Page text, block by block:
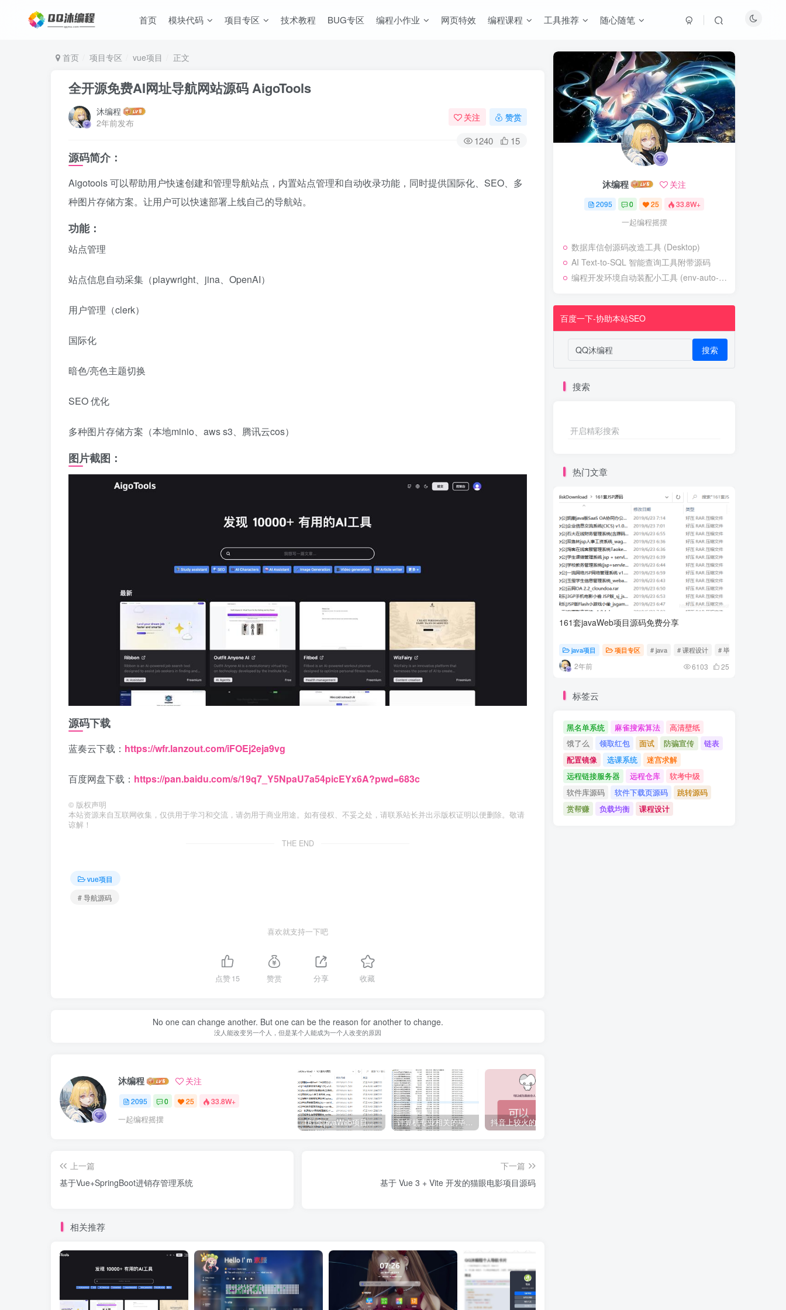
首页 模块代码 项目专区 技术教程 BUG专区 编程小作业 网页特效 编程课程 工具推荐 随心随笔
首页 项目专区 vue项目 正文
全开源免费AI网址导航网站源码 AigoTools
沐编程
2年前发布
关注 赞赏
1240 15
源码简介：
Aigotools 可以帮助用户快速创建和管理导航站点，内置站点管理和自动收录功能，同时提供国际化、SEO、多
种图片存储方案。让用户可以快速部署上线自己的导航站。
功能：
站点管理
站点信息自动采集（playwright、jina、OpenAI）
用户管理（clerk）
国际化
暗色/亮色主题切换
SEO 优化
多种图片存储方案（本地minio、aws s3、腾讯云cos）
图片截图：
源码下载
蓝奏云下载： https://wfr.lanzout.com/iFOEj2eja9vg
百度网盘下载： https://pan.baidu.com/s/19q7_Y5NpaU7a54picEYx6A?pwd=683c
© 版权声明
本站资源来自互联网收集，仅供用于学习和交流，请勿用于商业用途。如有侵权、不妥之处，请联系站长并出示版权证明以便删除。敬请
谅解！
THE END
vue项目
# 导航源码
喜欢就支持一下吧
点赞15 赞赏 分享 收藏
No one can change another. But one can be the reason for another to change.
没人能改变另一个人，但是某个人能成为一个人改变的原因
沐编程 关注
2095 0 25 33.8W+
一起编程摇摆 161套javaWeb项目源码免费分享 计算机专业相关的毕业设计论文合集免费下载
上一篇
基于Vue+SpringBoot进销存管理系统
下一篇
基于 Vue 3 + Vite 开发的猫眼电影项目源码
相关推荐
沐编程 关注
2095 0 25 33.8W+
一起编程摇摆
数据库信创源码改造工具 (Desktop)
AI Text-to-SQL 智能查询工具附带源码
编程开发环境自动装配小工具 (env-auto-setup)
百度一下-协助本站SEO
搜索
搜索
开启精彩搜索
热门文章
161套javaWeb项目源码免费分享
java项目 项目专区 # java # 课程设计 # 毕业设计
2年前 6103 25
标签云
黑名单系统 麻雀搜索算法
高清壁纸
饿了么
领取红包 面试 防骗宣传
链表
配置镜像
选课系统
迷宫求解
远程链接服务器
远程仓库
软考中级
软件库源码
软件下载页源码
跳转源码
赏帮赚
负载均衡 课程设计